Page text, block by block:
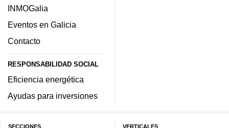
INMOGalia
Eventos en Galicia
Contacto
RESPONSABILIDAD SOCIAL
Eficiencia energética
Ayudas para inversiones
SECCIONES VERTICALES